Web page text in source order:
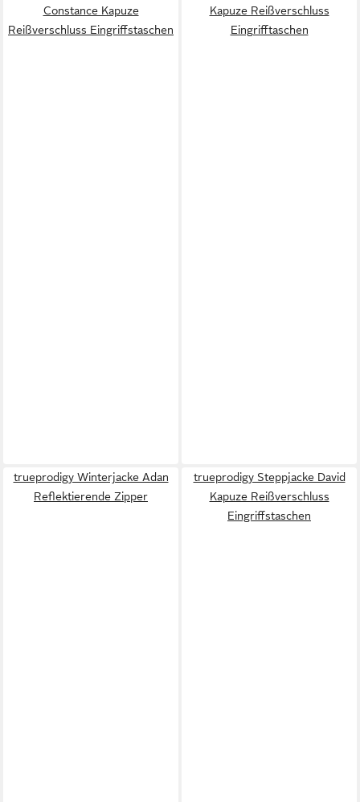
Constance Kapuze
Reißverschluss Eingriffstaschen
Kapuze Reißverschluss
Eingrifftaschen
trueprodigy Winterjacke Adan
Reflektierende Zipper
trueprodigy Steppjacke David
Kapuze Reißverschluss
Eingriffstaschen